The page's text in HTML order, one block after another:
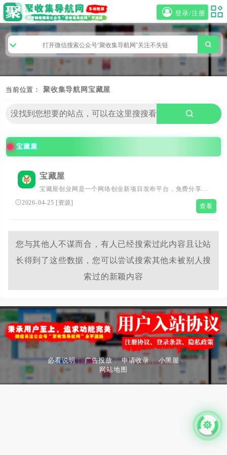
登录/注册
当前位置： 聚收集导航网 宝藏屋
宝藏屋
宝藏屋
宝藏屋创业网是一个网络创业新项目发布平台，免费分享网
络副业项目、电商课程、软件工具、知识付费VIP创业课
程、AI创业教程与工具等，帮助大家获取最新创业项目信
价值的分享平台
2026-04-25 [资源] 查看
您与其他人不谋而合，有人已经搜索过此内容且让站
长得到了这些数据，您可以尝试搜索其他未被别人搜
索过的新颖内容
必看说明 | 广告投放 | 申请收录 |
小黑屋
网站地图